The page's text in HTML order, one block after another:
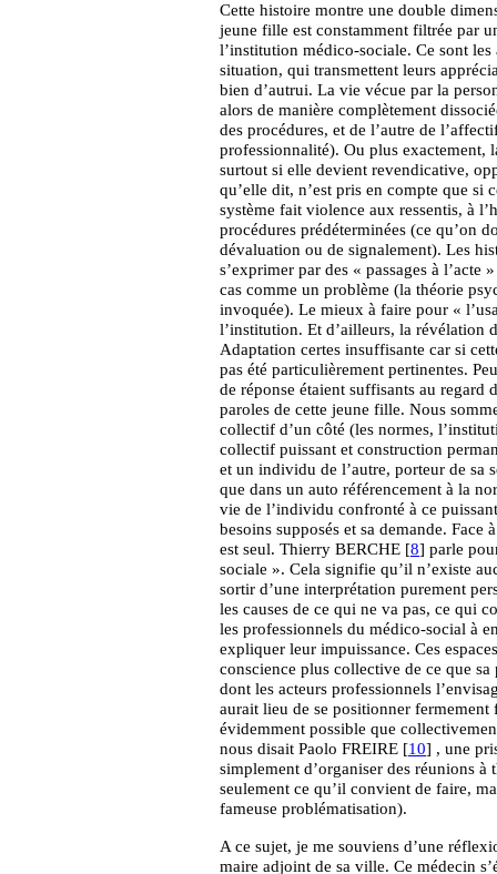
Cette histoire montre une double
jeune fille est constamment filtrée par
l’institution médico-sociale. Ce sont
situation, qui transmettent leurs
bien d’autrui. La vie vécue par la
alors de manière complètement
des procédures, et de l’autre de
professionnalité). Ou plus exactement,
surtout si elle devient revendicative,
qu’elle dit, n’est pris en compte que si
système fait violence aux ressentis, à
procédures prédéterminées (ce qu’on
dévaluation ou de signalement). Les
s’exprimer par des « passages à
cas comme un problème (la théorie
invoquée). Le mieux à faire pour «
l’institution. Et d’ailleurs, la révélation
Adaptation certes insuffisante car si
pas été particulièrement pertinentes.
de réponse étaient suffisants au regard
paroles de cette jeune fille. Nous
collectif d’un côté (les normes,
collectif puissant et construction
et un individu de l’autre, porteur de sa
que dans un auto référencement à la
vie de l’individu confronté à ce
besoins supposés et sa demande.
est seul. Thierry BERCHE [8] parle
sociale ». Cela signifie qu’il n’existe
sortir d’une interprétation purement
les causes de ce qui ne va pas, ce qui
les professionnels du médico-social à
expliquer leur impuissance. Ces
conscience plus collective de ce que
dont les acteurs professionnels
aurait lieu de se positionner fermement
évidemment possible que
nous disait Paolo FREIRE [10] , une
simplement d’organiser des réunions
seulement ce qu’il convient de faire,
fameuse problématisation).
A ce sujet, je me souviens d’une
maire adjoint de sa ville. Ce médecin